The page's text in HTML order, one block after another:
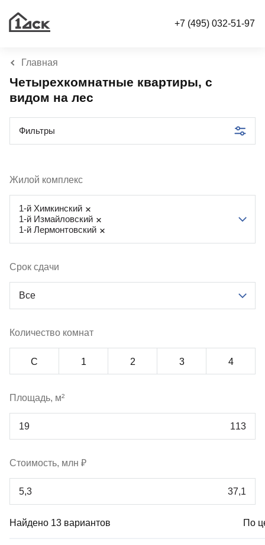
+7 (495) 032-51-97
Главная
Четырехкомнатные квартиры, с
видом на лес
Фильтры
Жилой комплекс
1-й Химкинский
1-й Измайловский
1-й Лермонтовский
Срок сдачи
Все
Количество комнат
С 1 2 3 4
Площадь, м²
Стоимость, млн ₽
Найдено 13 вариантов По